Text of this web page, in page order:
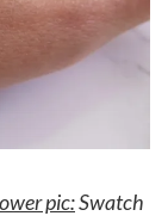
pic:Swatch